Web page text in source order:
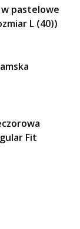
pastelowe
L (40))
Fit